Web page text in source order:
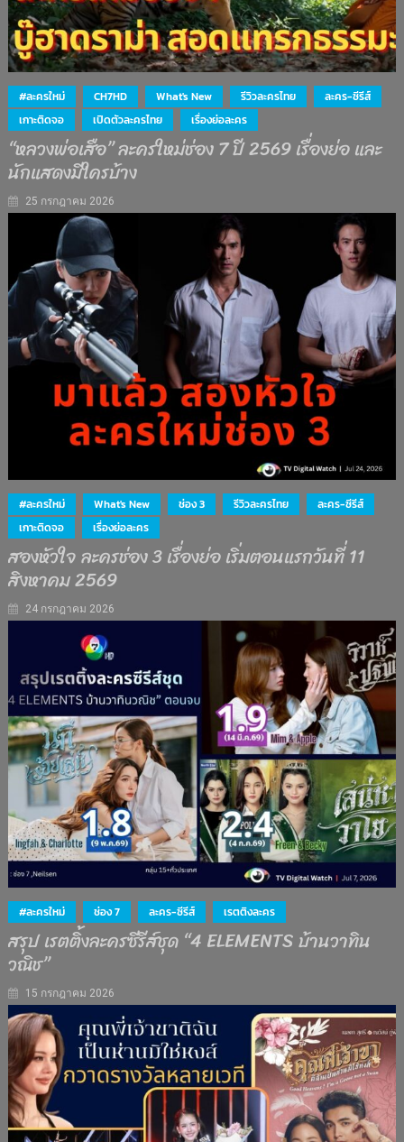
#ละครใหม่ CH7HD What's New รีวิวละครไทย
ละคร-ซีรีส์
เกาะติดจอ
เปิดตัวละครไทย เรื่องย่อละคร
“หลวงพ่อเสือ” ละครใหม่ช่อง 7 ปี 2569 เรื่องย่อ และ
นักแสดงมีใครบ้าง
25 กรกฎาคม 2026
#ละครใหม่ What's New ช่อง 3 รีวิวละครไทย
ละคร-ซีรีส์
เกาะติดจอ
เรื่องย่อละคร
สองหัวใจ ละครช่อง 3 เรื่องย่อ เริ่มตอนแรกวันที่ 11
สิงหาคม 2569
24 กรกฎาคม 2026
#ละครใหม่ ช่อง 7 ละคร-ซีรีส์ เรตติงละคร
สรุป เรตติ้งละครซีรีส์ชุด “4 ELEMENTS บ้านวาทิน
วณิช”
15 กรกฎาคม 2026